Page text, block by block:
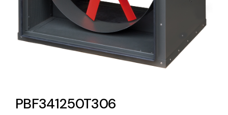
material for each project and need
Amplia gama de ventiladores y equipos de
PBF341250T306